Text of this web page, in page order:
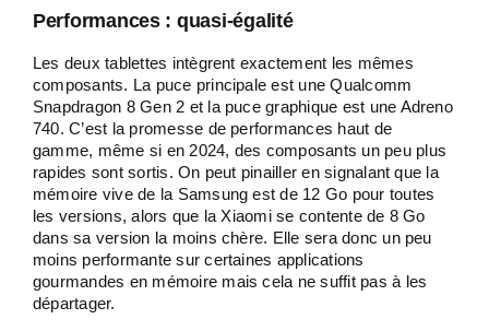
Performances : quasi-égalité
Les deux tablettes intègrent exactement les mêmes
composants. La puce principale est une Qualcomm
Snapdragon 8 Gen 2 et la puce graphique est une Adreno
740. C’est la promesse de performances haut de
gamme, même si en 2024, des composants un peu plus
rapides sont sortis. On peut pinailler en signalant que la
mémoire vive de la Samsung est de 12 Go pour toutes
les versions, alors que la Xiaomi se contente de 8 Go
dans sa version la moins chère. Elle sera donc un peu
moins performante sur certaines applications
gourmandes en mémoire mais cela ne suffit pas à les
départager.